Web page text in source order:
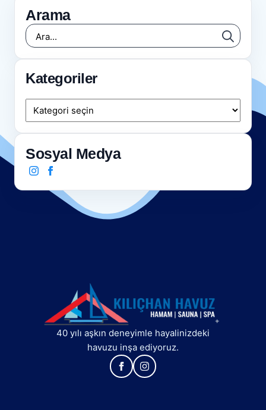
Arama
for:
Kategoriler
Kategoriler
Sosyal Medya
40 yılı aşkın deneyimle hayalinizdeki
havuzu inşa ediyoruz.